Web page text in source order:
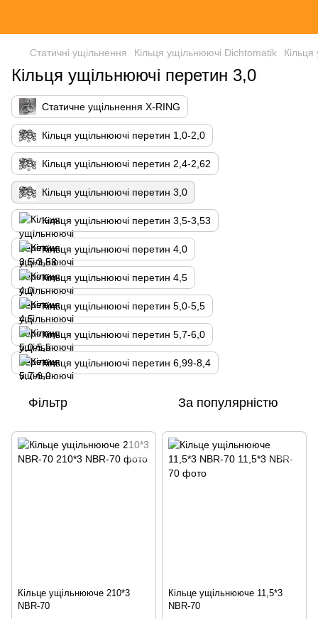
Статичні ущільнення Кільця ущільнюючі Dichtomatik
Кільця ущільнюючі перетин 3,0
Статичне ущільнення X-RING
Кільця ущільнюючі перетин 1,0-2,0
Кільця ущільнюючі перетин 2,4-2,62
Кільця ущільнюючі перетин 3,0
Кільця ущільнюючі перетин 3,5-3,53
Кільця ущільнюючі перетин 4,0
Кільця ущільнюючі перетин 4,5
Кільця ущільнюючі перетин 5,0-5,5
Кільця ущільнюючі перетин 5,7-6,0
Кільця ущільнюючі перетин 6,99-8,4
Фільтр За популярністю
Кільце ущільнююче 210*3
NBR-70
Кільце ущільнююче 11,5*3
NBR-70